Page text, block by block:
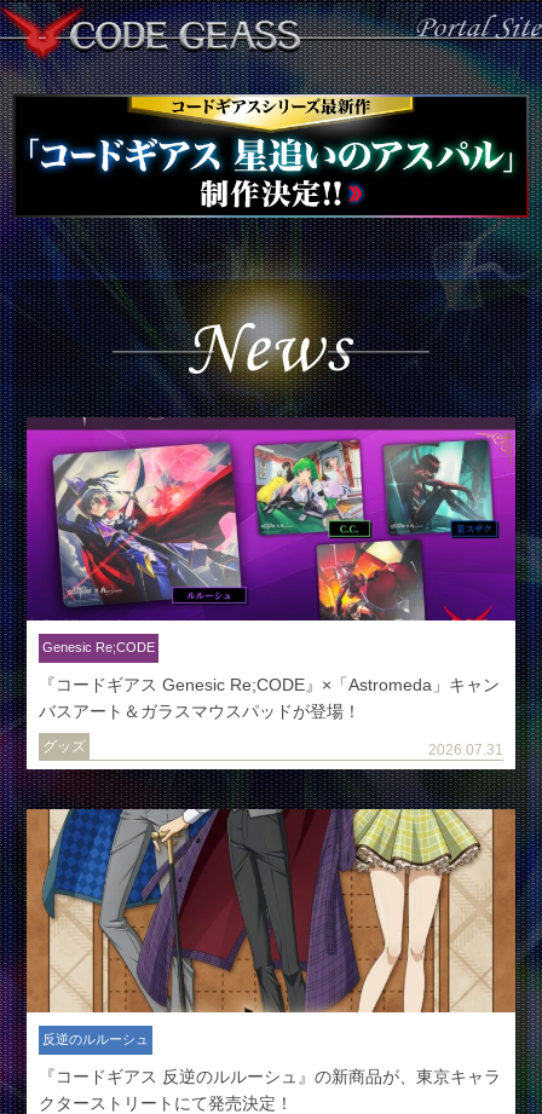
Genesic Re;CODE
『コードギアス Genesic Re;CODE』×「Astromeda」キャン
バスアート＆ガラスマウスパッドが登場！
グッズ 2026.07.31
反逆のルルーシュ
『コードギアス 反逆のルルーシュ』の新商品が、東京キャラ
クターストリートにて発売決定！